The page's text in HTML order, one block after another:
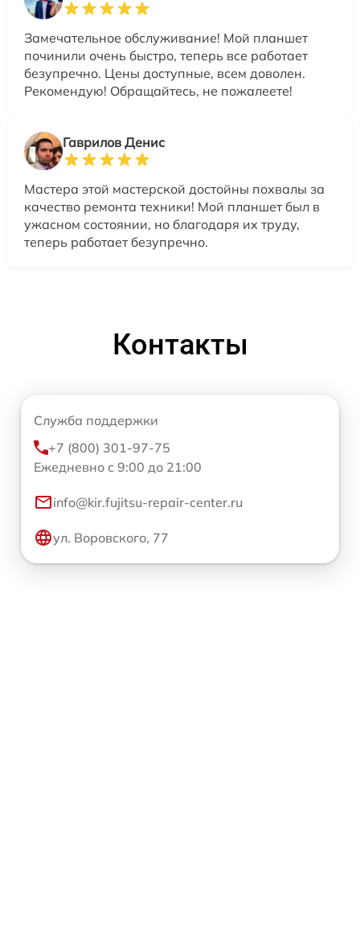
Замечательное обслуживание! Мой планшет
починили очень быстро, теперь все работает
безупречно. Цены доступные, всем доволен.
Рекомендую! Обращайтесь, не пожалеете!
Гаврилов Денис
Мастера этой мастерской достойны похвалы за
качество ремонта техники! Мой планшет был в
ужасном состоянии, но благодаря их труду,
теперь работает безупречно.
Контакты
Служба поддержки
+7 (800) 301-97-75
Ежедневно с 9:00 до 21:00
info@kir.fujitsu-repair-center.ru
ул. Воровского, 77